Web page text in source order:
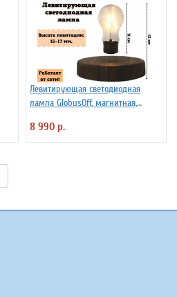
Левитирующая светодиодная
лампа GlobusOff, магнитная,
8 990 р.